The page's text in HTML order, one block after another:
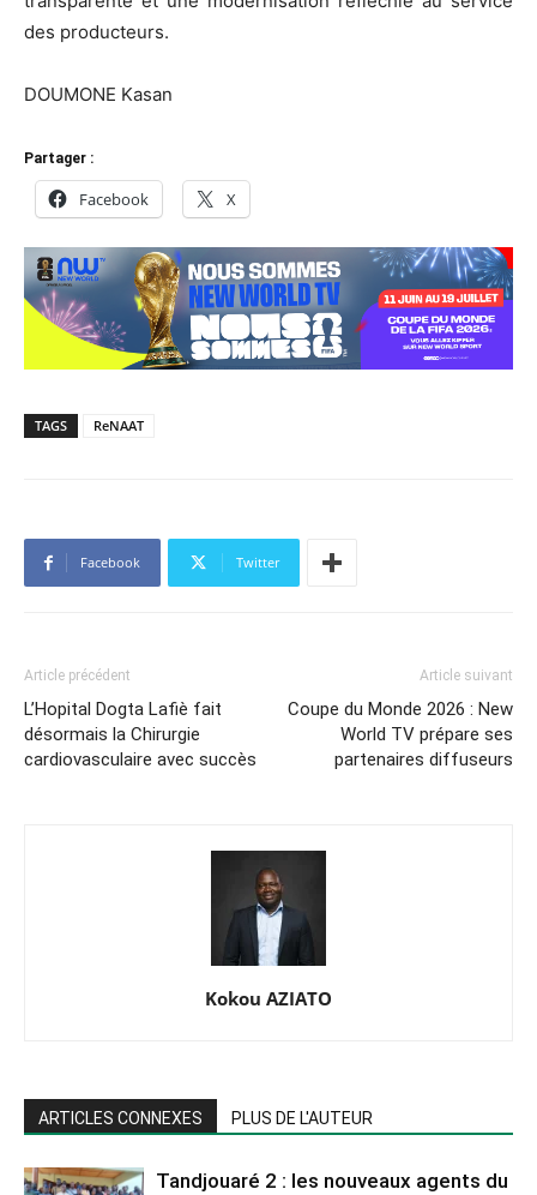
des producteurs.
DOUMONE Kasan
Partager :
Facebook X
TAGS ReNAAT
Facebook Twitter
Article précédent
L’Hopital Dogta Lafiè fait
désormais la Chirurgie
cardiovasculaire avec succès
Article suivant
Coupe du Monde 2026 : New
World TV prépare ses
partenaires diffuseurs
Kokou AZIATO
ARTICLES CONNEXES PLUS DE L'AUTEUR
Tandjouaré 2 : les nouveaux agents du